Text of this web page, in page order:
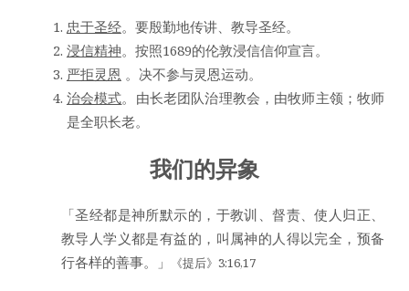
忠于圣经。要殷勤地传讲、教导圣经。
浸信精神。按照1689的伦敦浸信信仰宣言。
严拒灵恩 。决不参与灵恩运动。
治会模式。由长老团队治理教会，由牧师主领；牧师
是全职长老。
我们的异象
「圣经都是神所默示的，于教训、督责、使人归正、
教导人学义都是有益的，叫属神的人得以完全，预备
行各样的善事。」
《提后》3:16,17